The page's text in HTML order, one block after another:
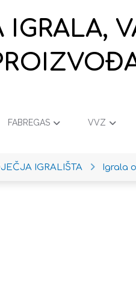
IGRALA,
FABREGAS VVZ
IGRALIŠTA Igrala